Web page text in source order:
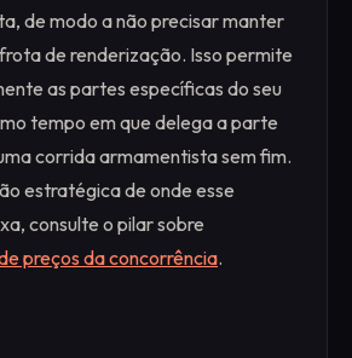
de modo a não precisar manter
de renderização. Isso permite
as partes específicas do seu
tempo em que delega a parte
corrida armamentista sem fim.
estratégica de onde esse
consulte o pilar sobre
preços da concorrência.